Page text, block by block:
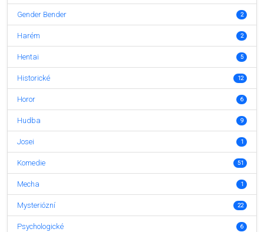
Gender Bender 2
Harém 2
Hentai 5
Historické 12
Horor 6
Hudba 9
Josei 1
Komedie 51
Mecha 1
Mysteriózní 22
Psychologické 6